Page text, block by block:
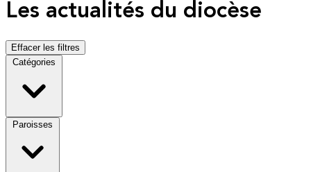
Les actualités du diocèse
Effacer les filtres
Catégories
Paroisses